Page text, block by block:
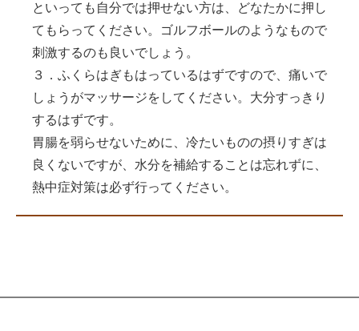
といっても自分では押せない方は、どなたかに押し
てもらってください。ゴルフボールのようなもので
刺激するのも良いでしょう。
３．ふくらはぎもはっているはずですので、痛いで
しょうがマッサージをしてください。大分すっきり
するはずです。
胃腸を弱らせないために、冷たいものの摂りすぎは
良くないですが、水分を補給することは忘れずに、
熱中症対策は必ず行ってください。